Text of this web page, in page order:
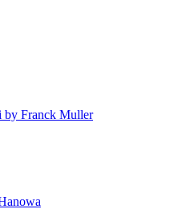
by Franck Muller